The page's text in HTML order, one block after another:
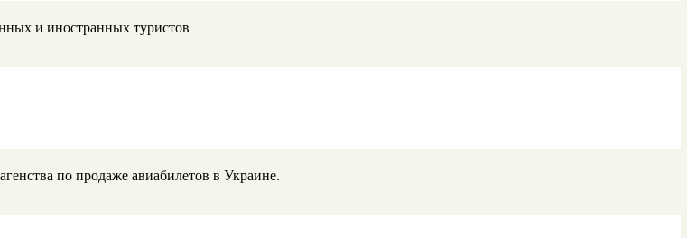
и иностранных туристов
по продаже авиабилетов в Украине.